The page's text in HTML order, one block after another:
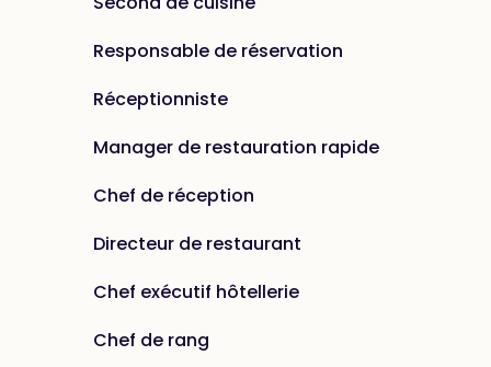
Responsable de réservation
Réceptionniste
Manager de restauration rapide
Chef de réception
Directeur de restaurant
Chef exécutif hôtellerie
Chef de rang